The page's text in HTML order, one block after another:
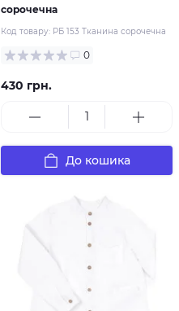
сорочечна
Код товару: РБ 153 Тканина сорочечна
0
430 грн.
До кошика